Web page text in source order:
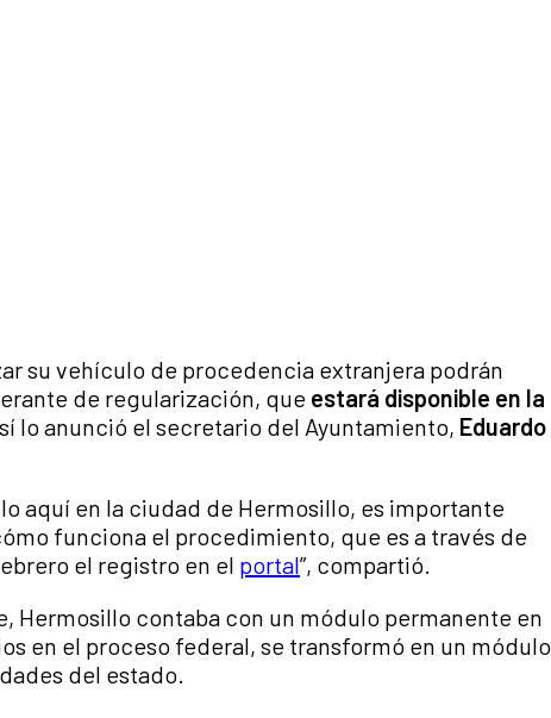
su vehículo de procedencia extranjera podrán
de regularización, que estará disponible en la
lo anunció el secretario del Ayuntamiento, Eduardo
aquí en la ciudad de Hermosillo, es importante
funciona el procedimiento, que es a través de
el registro en el portal”, compartió.
Hermosillo contaba con un módulo permanente en
en el proceso federal, se transformó en un módulo
del estado.